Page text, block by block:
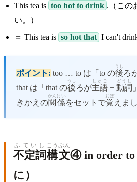
This tea is too hot to drink .（この
い。）
＝ This tea is so hot that I can't
ポイント: too … to は「to の後
うし
ろ
that は「that の後
うし
ろが主語
しゅご
+ 動詞
どうし
きかえの関係
かんけい
をセットで覚
おぼ
えま
不定詞
ふていし
構文
こうぶん
④ in order to
に）